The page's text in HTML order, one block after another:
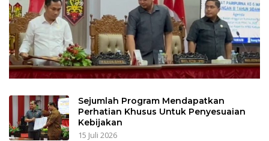
Sejumlah Program Mendapatkan
Perhatian Khusus Untuk Penyesuaian
Kebijakan
15 Juli 2026